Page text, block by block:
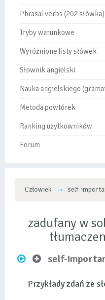
Phrasal verbs (202 słówka)
Tryby warunkowe
Wyróżnione listy słówek
Słownik angielski
Nauka angielskiego
Metoda powtórek
Ranking użytkowników
Forum
Człowiek self-
zadufany w
self-
Przykłady zdań ze